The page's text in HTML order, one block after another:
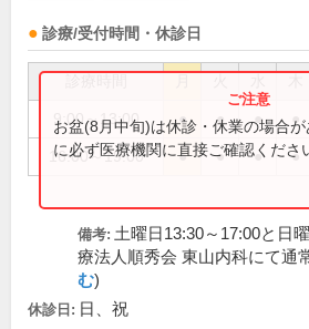
診療/受付時間・休診日
9:00～13:00 ● ● ● ●
16:00～19:00 ● ● ● ●
お盆(8月中旬)は休診・休業の場合
に必ず医療機関に直接ご確認くださ
備考: 土曜日13:30～17:00と日
療法人順秀会 東山内科にて通
む)
休診日: 日、祝